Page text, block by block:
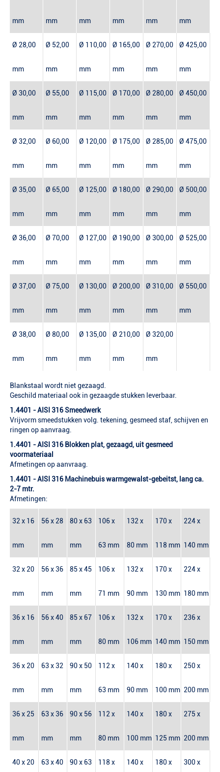
mm mm mm mm mm mm
Ø 28,00
mm
Ø 52,00
mm
Ø 110,00
mm
Ø 165,00
mm
Ø 270,00
mm
Ø 425,00
mm
Ø 30,00
mm
Ø 55,00
mm
Ø 115,00
mm
Ø 170,00
mm
Ø 280,00
mm
Ø 450,00
mm
Ø 32,00
mm
Ø 60,00
mm
Ø 120,00
mm
Ø 175,00
mm
Ø 285,00
mm
Ø 475,00
mm
Ø 35,00
mm
Ø 65,00
mm
Ø 125,00
mm
Ø 180,00
mm
Ø 290,00
mm
Ø 500,00
mm
Ø 36,00
mm
Ø 70,00
mm
Ø 127,00
mm
Ø 190,00
mm
Ø 300,00
mm
Ø 525,00
mm
Ø 37,00
mm
Ø 75,00
mm
Ø 130,00
mm
Ø 200,00
mm
Ø 310,00
mm
Ø 550,00
mm
Ø 38,00
mm
Ø 80,00
mm
Ø 135,00
mm
Ø 210,00
mm
Ø 320,00
mm
Blankstaal wordt niet gezaagd.
Geschild materiaal ook in gezaagde stukken leverbaar.
1.4401 - AISI 316 Smeedwerk
Vrijvorm smeedstukken volg. tekening, gesmeed staf, schijven en
ringen op aanvraag.
1.4401 - AISI 316 Blokken plat, gezaagd, uit gesmeed
voormateriaal
Afmetingen op aanvraag.
1.4401 - AISI 316 Machinebuis warmgewalst-gebeitst, lang ca.
2-7 mtr.
Afmetingen:
32 x 16
mm
56 x 28
mm
80 x 63
mm
106 x
63 mm
132 x
80 mm
170 x
118 mm
224 x
140 mm
32 x 20
mm
56 x 36
mm
85 x 45
mm
106 x
71 mm
132 x
90 mm
170 x
130 mm
224 x
180 mm
36 x 16
mm
56 x 40
mm
85 x 67
mm
106 x
80 mm
132 x
106 mm
170 x
140 mm
236 x
150 mm
36 x 20
mm
63 x 32
mm
90 x 50
mm
112 x
63 mm
140 x
90 mm
180 x
100 mm
250 x
200 mm
36 x 25
mm
63 x 36
mm
90 x 56
mm
112 x
80 mm
140 x
100 mm
180 x
125 mm
275 x
200 mm
40 x 20 63 x 40 90 x 63 118 x 140 x 180 x 300 x